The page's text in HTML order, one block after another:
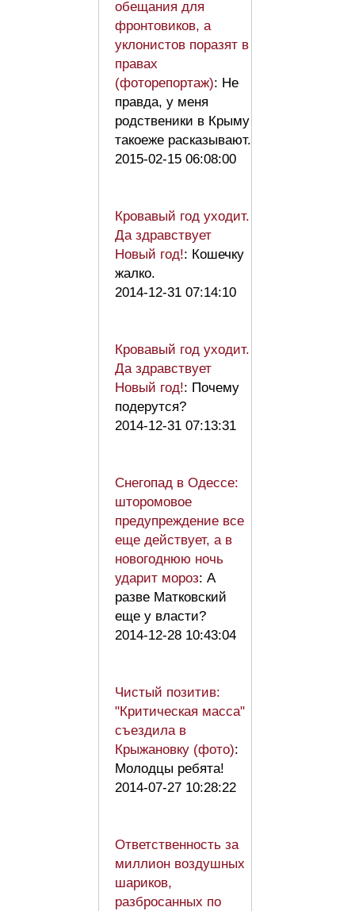
обещания для
фронтовиков, а
уклонистов поразят в
правах
(фоторепортаж): Не
правда, у меня
родственики в Крыму
такоеже расказывают.
2015-02-15 06:08:00
Кровавый год уходит.
Да здравствует
Новый год!: Кошечку
жалко.
2014-12-31 07:14:10
Кровавый год уходит.
Да здравствует
Новый год!: Почему
подерутся?
2014-12-31 07:13:31
Снегопад в Одессе:
шторомовое
предупреждение все
еще действует, а в
новогоднюю ночь
ударит мороз: А
разве Матковский
еще у власти?
2014-12-28 10:43:04
Чистый позитив:
"Критическая масса"
съездила в
Крыжановку (фото):
Молодцы ребята!
2014-07-27 10:28:22
Ответственность за
миллион воздушных
шариков,
разбросанных по